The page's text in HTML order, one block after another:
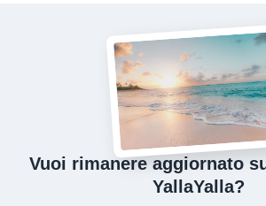
Vuoi rimanere aggiornato
YallaYalla?